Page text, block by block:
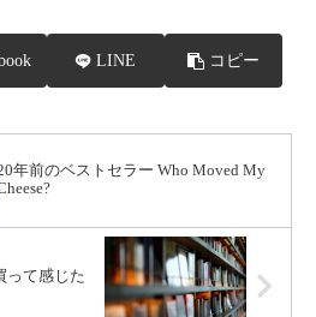
LINE コピー
年前のベストセラー Who Moved My
って感じた